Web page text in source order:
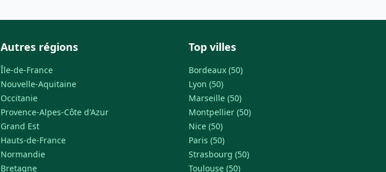
Autres régions
Île-de-France
Nouvelle-Aquitaine
Occitanie
Provence-Alpes-Côte d'Azur
Grand Est
Hauts-de-France
Normandie
Bretagne
Top villes
Bordeaux (50)
Lyon (50)
Marseille (50)
Montpellier (50)
Nice (50)
Paris (50)
Strasbourg (50)
Toulouse (50)